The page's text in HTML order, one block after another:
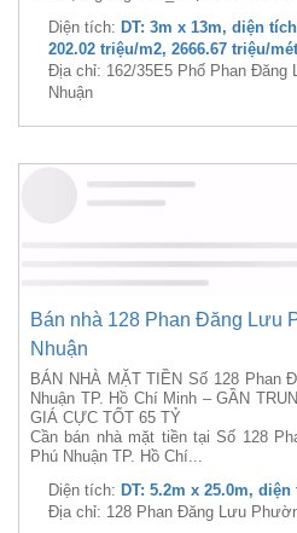
Bán Nhà Mặt Tiền 130B Phan
Vàng Trung Tâm, Đầu Tư Sinh Lời
đường Phan Đăng Lưu sầm uất –
Phan Xích Long. Bất động sản mặt...
Địa chỉ: Phan Đăng Lưu
Bán nhà 162/35E5 Phan
Phú Nhuận
Bán nhà : HXH 162/35E5 đường
Nhuận, TP HCM _ Kết cấu : 1 trệt
phòng ngủ, 1 phòng karaoke, 4
& sau, 2 giếng trời _ Diện tích :